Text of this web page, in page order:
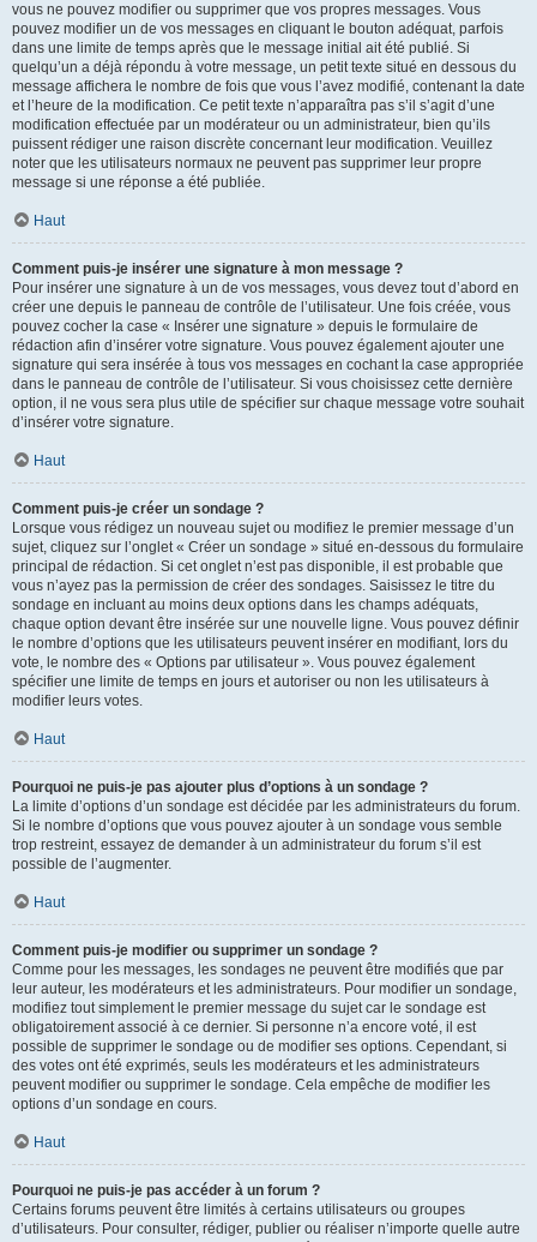
vous ne pouvez modifier ou supprimer que vos propres messages. Vous
pouvez modifier un de vos messages en cliquant le bouton adéquat, parfois
dans une limite de temps après que le message initial ait été publié. Si
quelqu’un a déjà répondu à votre message, un petit texte situé en dessous du
message affichera le nombre de fois que vous l’avez modifié, contenant la date
et l’heure de la modification. Ce petit texte n’apparaîtra pas s’il s’agit d’une
modification effectuée par un modérateur ou un administrateur, bien qu’ils
puissent rédiger une raison discrète concernant leur modification. Veuillez
noter que les utilisateurs normaux ne peuvent pas supprimer leur propre
message si une réponse a été publiée.
Haut
Comment puis-je insérer une signature à mon message ?
Pour insérer une signature à un de vos messages, vous devez tout d’abord en
créer une depuis le panneau de contrôle de l’utilisateur. Une fois créée, vous
pouvez cocher la case « Insérer une signature » depuis le formulaire de
rédaction afin d’insérer votre signature. Vous pouvez également ajouter une
signature qui sera insérée à tous vos messages en cochant la case appropriée
dans le panneau de contrôle de l’utilisateur. Si vous choisissez cette dernière
option, il ne vous sera plus utile de spécifier sur chaque message votre souhait
d’insérer votre signature.
Haut
Comment puis-je créer un sondage ?
Lorsque vous rédigez un nouveau sujet ou modifiez le premier message d’un
sujet, cliquez sur l’onglet « Créer un sondage » situé en-dessous du formulaire
principal de rédaction. Si cet onglet n’est pas disponible, il est probable que
vous n’ayez pas la permission de créer des sondages. Saisissez le titre du
sondage en incluant au moins deux options dans les champs adéquats,
chaque option devant être insérée sur une nouvelle ligne. Vous pouvez définir
le nombre d’options que les utilisateurs peuvent insérer en modifiant, lors du
vote, le nombre des « Options par utilisateur ». Vous pouvez également
spécifier une limite de temps en jours et autoriser ou non les utilisateurs à
modifier leurs votes.
Haut
Pourquoi ne puis-je pas ajouter plus d’options à un sondage ?
La limite d’options d’un sondage est décidée par les administrateurs du forum.
Si le nombre d’options que vous pouvez ajouter à un sondage vous semble
trop restreint, essayez de demander à un administrateur du forum s’il est
possible de l’augmenter.
Haut
Comment puis-je modifier ou supprimer un sondage ?
Comme pour les messages, les sondages ne peuvent être modifiés que par
leur auteur, les modérateurs et les administrateurs. Pour modifier un sondage,
modifiez tout simplement le premier message du sujet car le sondage est
obligatoirement associé à ce dernier. Si personne n’a encore voté, il est
possible de supprimer le sondage ou de modifier ses options. Cependant, si
des votes ont été exprimés, seuls les modérateurs et les administrateurs
peuvent modifier ou supprimer le sondage. Cela empêche de modifier les
options d’un sondage en cours.
Haut
Pourquoi ne puis-je pas accéder à un forum ?
Certains forums peuvent être limités à certains utilisateurs ou groupes
d’utilisateurs. Pour consulter, rédiger, publier ou réaliser n’importe quelle autre